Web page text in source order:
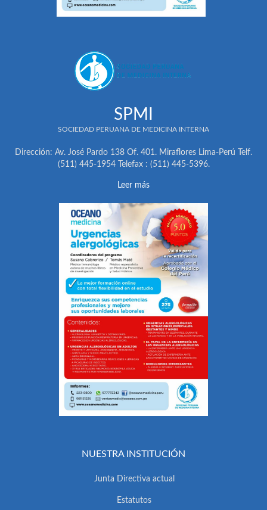
SPMI
SOCIEDAD PERUANA DE MEDICINA INTERNA
Dirección: Av. José Pardo 138 Of. 401. Miraflores Lima-Perú Telf.
(511) 445-1954 Telefax : (511) 445-5396.
Leer más
NUESTRA INSTITUCIÓN
Junta Directiva actual
Estatutos